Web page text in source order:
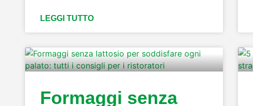
LEGGI TUTTO
Formaggi senza